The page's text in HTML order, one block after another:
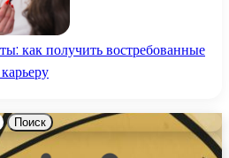
как получить востребованные